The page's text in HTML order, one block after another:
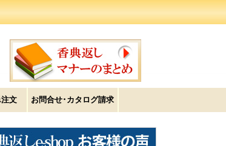
文 お問合せ･カタログ請求